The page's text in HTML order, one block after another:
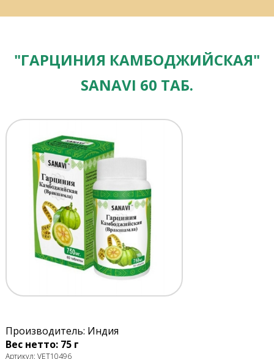
"ГАРЦИНИЯ КАМБОДЖИЙСКАЯ"
SANAVI 60 ТАБ.
Производитель: Индия
Вес нетто: 75 г
Артикул: VET10496